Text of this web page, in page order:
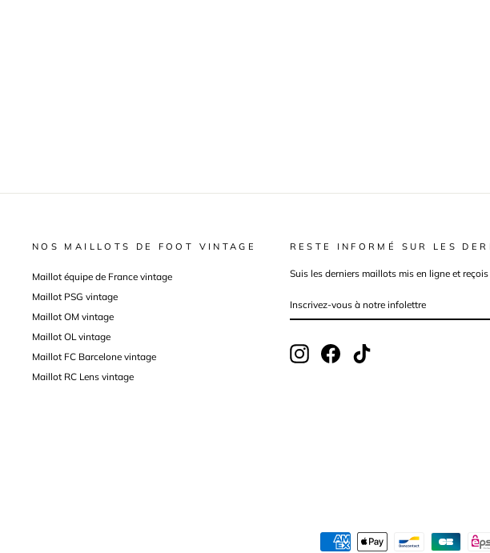
NOS MAILLOTS DE FOOT VINTAGE
Maillot équipe de France vintage
Maillot PSG vintage
Maillot OM vintage
Maillot OL vintage
Maillot FC Barcelone vintage
Maillot RC Lens vintage
RESTE INFORMÉ SUR LES
Suis les derniers maillots mis en ligne et
VOUS
NOTRE
InstagramFacebook